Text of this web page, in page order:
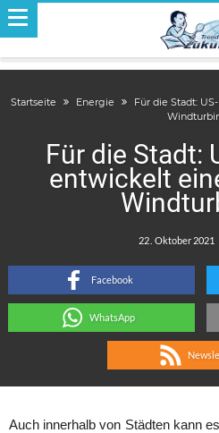
Startseite Energie
Für die Stadt:
Für die Stadt:
entwickelt
Facebook
WhatsApp
Auch innerhalb von Städten kann